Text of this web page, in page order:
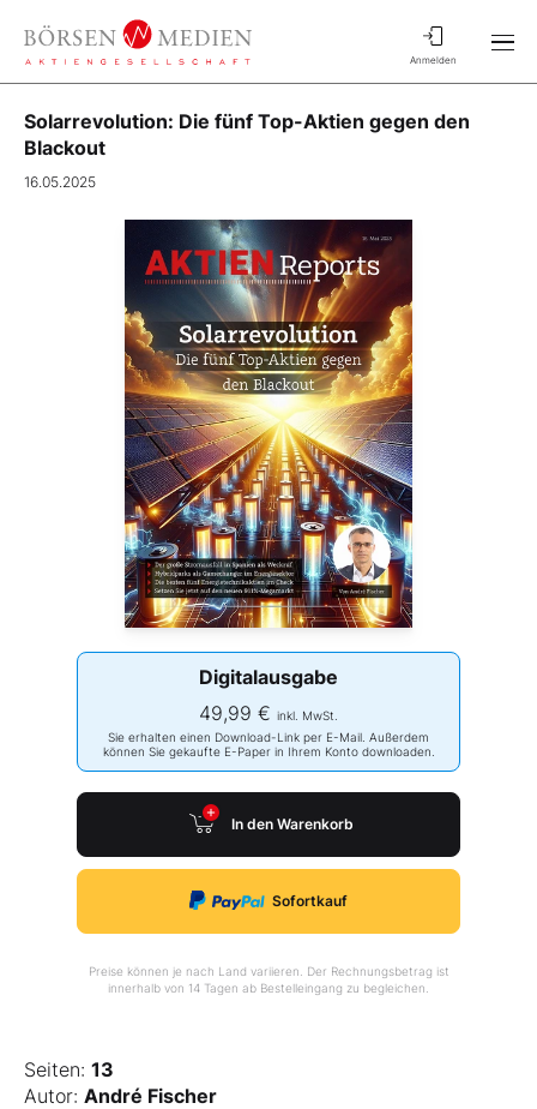
Anmelden
Solarrevolution: Die fünf Top-Aktien gegen den
Blackout
16.05.2025
Digitalausgabe
49,99 € inkl. MwSt.
Sie erhalten einen Download-Link per E-Mail. Außerdem
können Sie gekaufte E-Paper in Ihrem Konto downloaden.
In den Warenkorb
Sofortkauf
Preise können je nach Land variieren. Der Rechnungsbetrag ist
innerhalb von 14 Tagen ab Bestelleingang zu begleichen.
Seiten: 13
Autor: André Fischer